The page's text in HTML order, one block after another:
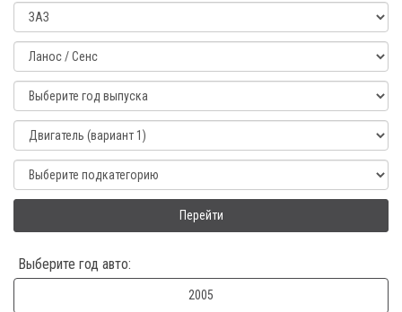
Перейти
Выберите год авто:
2005